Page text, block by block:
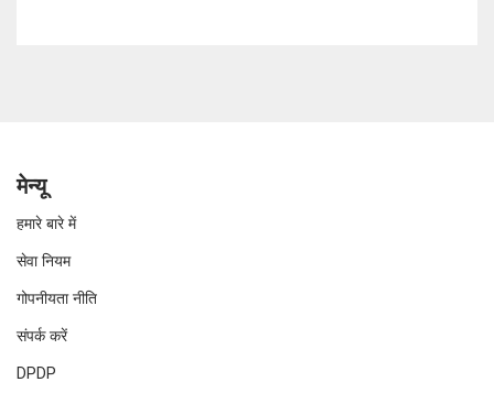
मेन्यू
हमारे बारे में
सेवा नियम
गोपनीयता नीति
संपर्क करें
DPDP